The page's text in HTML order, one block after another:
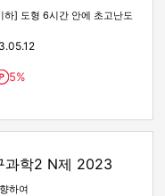
] 도형 6시간 안에 초고난도
Point
5%
과학2 N제 2023
하여